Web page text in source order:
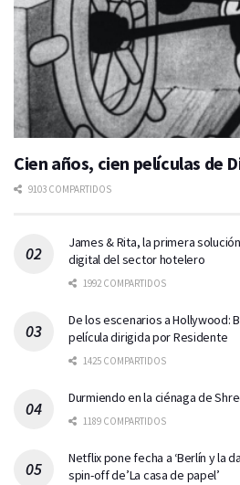
Cien años, cien películas de
9103 COMPARTIDOS
James & Rita, la primera
digital del sector hotelero
1992 COMPARTIDOS
De los escenarios a Hollywood:
película dirigida por Residente
1425 COMPARTIDOS
Durmiendo en la ciénaga de
1189 COMPARTIDOS
Netflix pone fecha a ‘Berlín y la
spin-off de’La casa de papel’